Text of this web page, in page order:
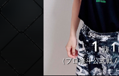
1 戦 1
（プロ修斗公式戦 /